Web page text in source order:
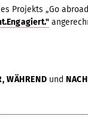
Projekts „Go
WÄHREND undNACH